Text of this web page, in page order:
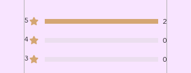
5
2
4
0
3
0